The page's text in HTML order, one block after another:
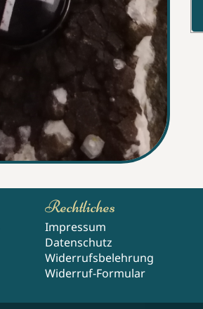
Rechtliches
Impressum
Datenschutz
Widerrufsbelehrung
Widerruf-Formular